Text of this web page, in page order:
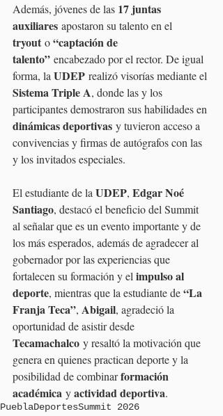
Además, jóvenes de las 17 juntas
auxiliares apostaron su talento en el
tryout o “captación de
talento” encabezado por el rector. De igual
forma, la UDEP realizó visorías mediante el
Sistema Triple A, donde las y los
participantes demostraron sus habilidades en
dinámicas deportivas y tuvieron acceso a
convivencias y firmas de autógrafos con las
y los invitados especiales.
El estudiante de la UDEP, Edgar Noé
Santiago, destacó el beneficio del Summit
al señalar que es un evento importante y de
los más esperados, además de agradecer al
gobernador por las experiencias que
fortalecen su formación y el impulso al
deporte, mientras que la estudiante de “La
Franja Teca”, Abigail, agradeció la
oportunidad de asistir desde
Tecamachalco y resaltó la motivación que
genera en quienes practican deporte y la
posibilidad de combinar formación
académica y actividad deportiva.
PueblaDeportesSummit 2026